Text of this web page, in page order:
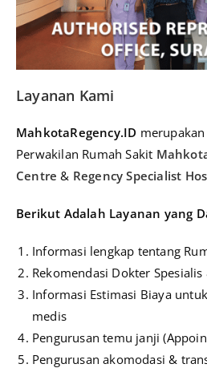
Layanan Kami
MahkotaRegency.ID
Perwakilan Rumah Sakit
Centre & Regency Specialist
Berikut Adalah Layanan yang
Informasi lengkap tentang
Rekomendasi Dokter
Informasi Estimasi Biaya
medis
Pengurusan temu janji
Pengurusan akomodasi &